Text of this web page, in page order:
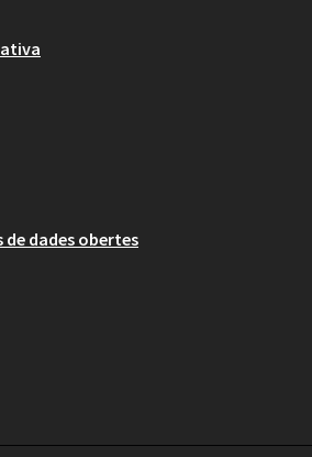
de dades obertes